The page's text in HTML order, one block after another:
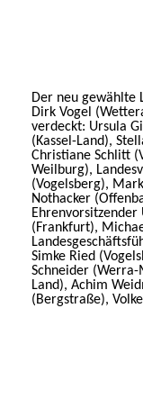
Der neu gewählte
Dirk Vogel
verdeckt: Ursula
(Kassel-Land),
Christiane Schlitt
Weilburg),
(Vogelsberg),
Nothacker
Ehrenvorsitzender
(Frankfurt),
Simke Ried
Schneider
Land), Achim
(Bergstraße),